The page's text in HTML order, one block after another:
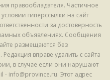
правообладателя. Частичное
гиперссылки на сайт
за достоверность
объявлениях. Сообщения
размещаются без
вправе удалить с сайта
в случае если они нарушают
- info@province.ru. Этот адрес